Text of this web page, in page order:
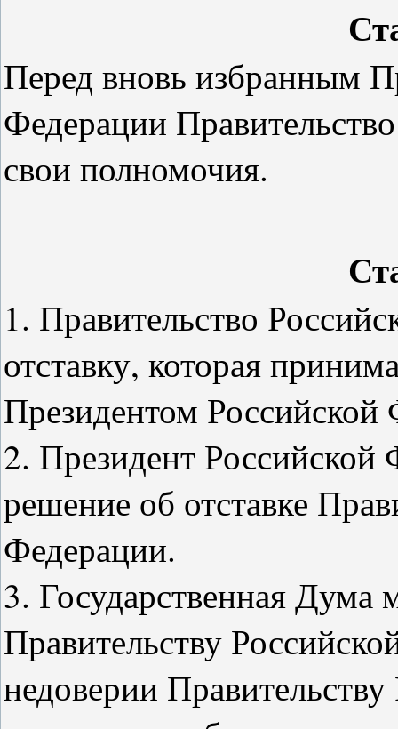
Перед вновь избранным
Федерации
свои полномочия.
1. Правительство
отставку, которая
Президентом Российской
2. Президент
решение об отставке
Федерации.
3. Государственная Дума
Правительству
недоверии